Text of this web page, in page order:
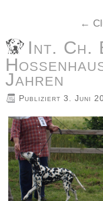
←
Int. Ch.
Jahren
Publiziert 3. Juni